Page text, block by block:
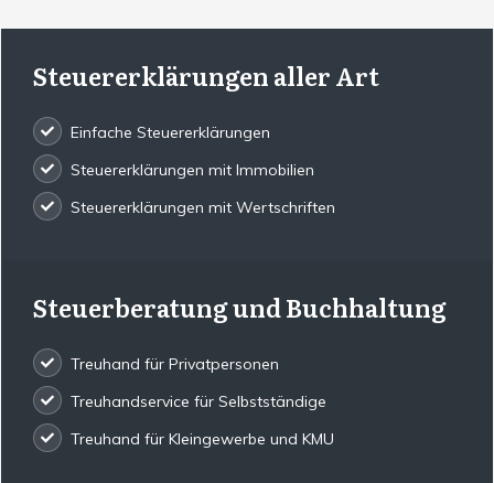
Steuererklärungen aller Art
Einfache Steuererklärungen
Steuererklärungen mit Immobilien
Steuererklärungen mit Wertschriften
Steuerberatung und Buchhaltung
Treuhand für Privatpersonen
Treuhandservice für Selbstständige
Treuhand für Kleingewerbe und KMU